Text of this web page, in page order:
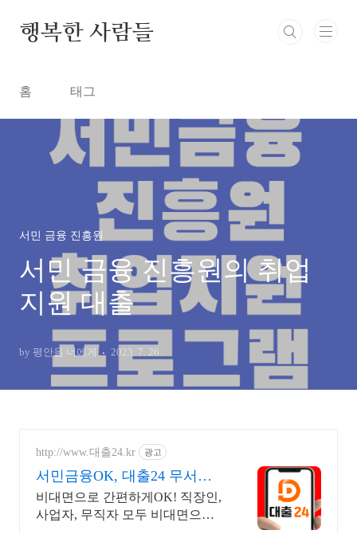
행복한 사람들
홈 태그
서민 금융 진흥원
서민 금융 진흥원의 취업
지원 대출
by 평안을 너에게 2023. 7. 26.
http://www.대출24.kr 광고
서민금융OK, 대출24 무서류
No신용 대출가능!
비대면으로 간편하게OK! 직장인,
사업자, 무직자 모두 비대면으로